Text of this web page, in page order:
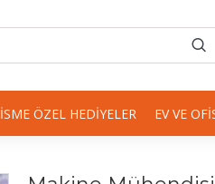
İSME ÖZEL HEDIYELER EV VE